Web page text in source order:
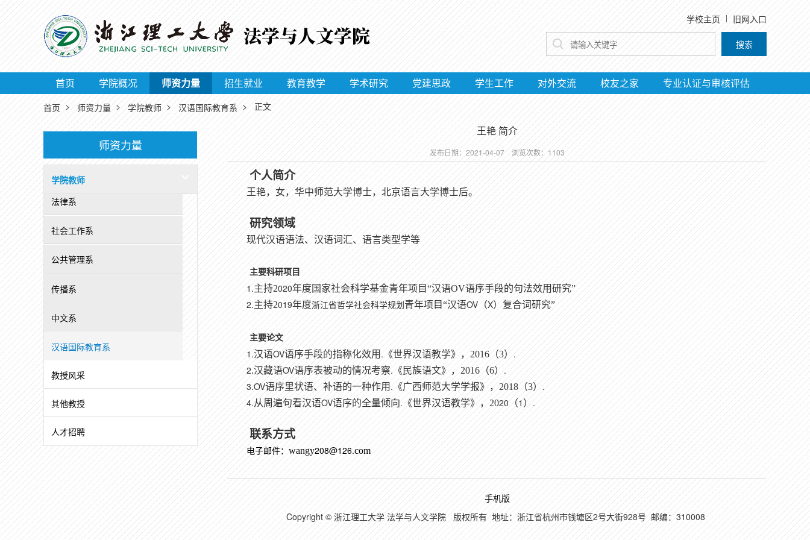
学校主页 旧网入口
搜索
首页 学院概况 师资力量 招生就业 教育教学 学术研究 党建思政 学生工作 对外交流 校友之家 专业认证与审核评估
首页 > 师资力量 > 学院教师 > 汉语国际教育系 > 正文
师资力量
学院教师
法律系
社会工作系
公共管理系
传播系
中文系
汉语国际教育系
教授风采
其他教授
人才招聘
王艳 简介
发布日期：2021-04-07 浏览次数： 1103
个人简介
王艳，女，华中师范大学博士，北京语言大学博士后。
研究领域
现代汉语语法、汉语词汇、语言类型学等
主要科研项目
1.主持2020年度国家社会科学基金青年项目“汉语OV语序手段的句法效用研究”
2.主持2019年度浙江省哲学社会科学规划 青年项目“汉语OV （X）复合词研究”
主要论文
1.汉语OV语序手段的指称化效用 . 《世界汉语教学》， 2016 （3） .
2.汉藏语OV语序表被动的情况考察. 《民族语文》， 2016 （6） .
3.OV语序里状语、补语的一种作用 . 《广西师范大学学报》， 2018 （3） .
4.从周遍句看汉语OV语序的全量倾向. 《世界汉语教学》， 2020 （1 ） .
联系方式
电子邮件： wangy208@126.com
手机版
Copyright © 浙江理工大学 法学与人文学院 版权所有 地址：浙江省杭州市钱塘区2号大街928号 邮编：310008